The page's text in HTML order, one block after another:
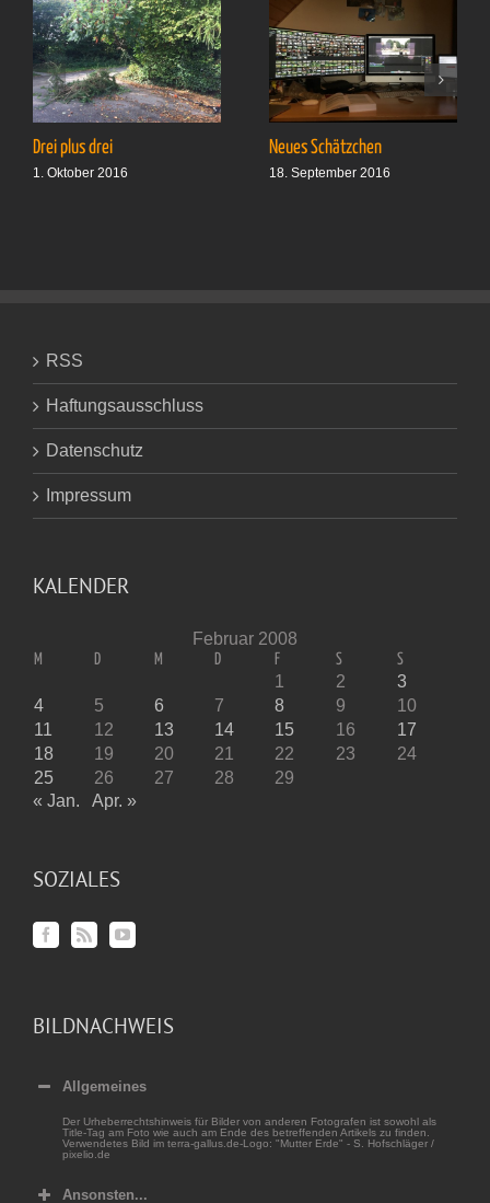
Drei plus drei
1. Oktober 2016
Neues Schätzchen
18. September 2016
RSS
Haftungsausschluss
Datenschutz
Impressum
KALENDER
Februar 2008
M D M D F S S
1 2
3
4
5 6 7 8 9
10
11
12 13 14 15 16
17
18
19 20 21 22 23
24
25
26 27 28
29
« Jan.
Apr. »
SOZIALES
BILDNACHWEIS
Allgemeines
Der Urheberrechtshinweis für Bilder von anderen Fotografen ist sowohl als
Title-Tag am Foto wie auch am Ende des betreffenden Artikels zu finden.
Verwendetes Bild im terra-gallus.de-Logo: "Mutter Erde" - S. Hofschläger /
pixelio.de
Ansonsten...